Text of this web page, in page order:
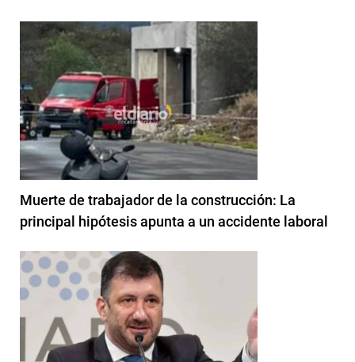
Muerte de trabajador de la construcción: La
principal hipótesis apunta a un accidente laboral